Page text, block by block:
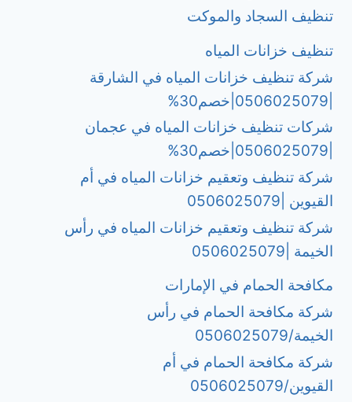
تنظيف السجاد والموكت
تنظيف خزانات المياه
شركة تنظيف خزانات المياه في الشارقة
شركات تنظيف خزانات المياه في عجمان
شركة تنظيف وتعقيم خزانات المياه في أم
القيوين |0506025079
شركة تنظيف وتعقيم خزانات المياه في رأس
الخيمة |0506025079
مكافحة الحمام في الإمارات
شركة مكافحة الحمام في رأس
الخيمة/0506025079
شركة مكافحة الحمام في أم
القيوين/0506025079